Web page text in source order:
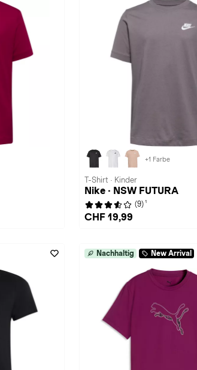
+1 Farbe
T-Shirt · Kinder
Nike · NSW FUTURA
(9) 1
CHF 19,99
Nachhaltig New Arrival